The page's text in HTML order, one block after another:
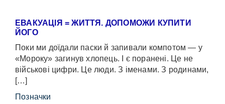
ЕВАКУАЦІЯ = ЖИТТЯ. ДОПОМОЖИ КУПИТИ
ЙОГО
Поки ми доїдали паски й запивали компотом — у
«Мороку» загинув хлопець. І є поранені. Це не
військові цифри. Це люди. З іменами. З родинами,
[…]
Позначки